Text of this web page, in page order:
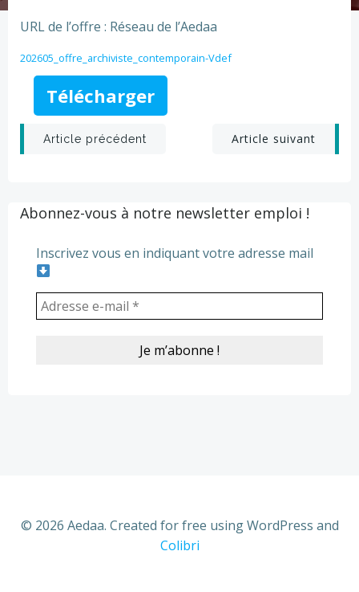
URL de l’offre : Réseau de l’Aedaa
202605_offre_archiviste_contemporain-Vdef
Télécharger
Post
Article précédent
PostArticle suivant
Abonnez-vous à notre newsletter emploi !
Inscrivez vous en indiquant votre adresse mail
© 2026 Aedaa. Created for free using WordPress and
Colibri